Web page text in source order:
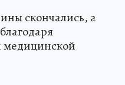
скончались, а
медицинской